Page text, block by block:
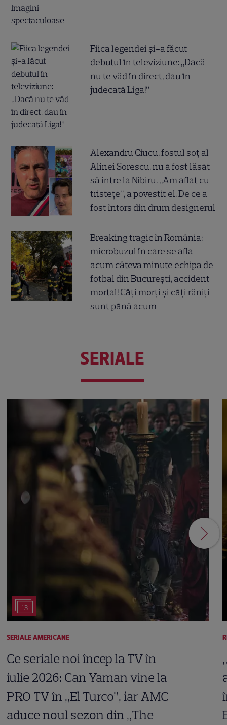
Fiica legendei și-a făcut
debutul în televiziune: „Dacă
nu te văd în direct, dau în
judecată Liga!”
Alexandru Ciucu, fostul soț al
Alinei Sorescu, nu a fost lăsat
să intre la Nibiru. „Am aflat cu
tristețe”, a povestit el. De ce a
fost întors din drum designerul
Breaking tragic în România:
microbuzul în care se afla
acum câteva minute echipa de
fotbal din București, accident
mortal! Câți morți și câți răniți
sunt până acum
SERIALE
13
SERIALE AMERICANE
Ce seriale noi încep la TV în
iulie 2026: Can Yaman vine la
PRO TV în „El Turco”, iar AMC
aduce noul sezon din „The